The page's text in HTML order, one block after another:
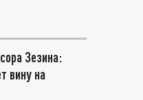
Зезина:
вину на